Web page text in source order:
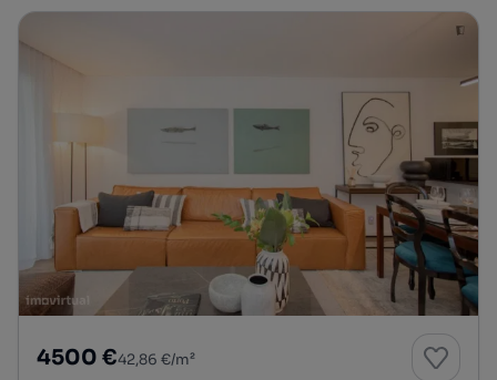
4500 €42,86 €/m²